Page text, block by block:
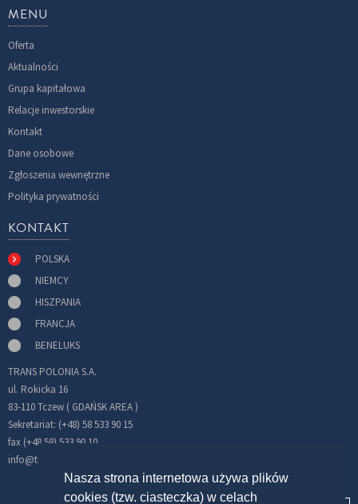
Nasza strona internetowa używa plików
cookies (tzw. ciasteczka) w celach
MENU
Oferta
Aktualności
Grupa kapitałowa
Relacje inwestorskie
Kontakt
Dane osobowe
Zgłoszenia wewnętrzne
Polityka prywatności
KONTAKT
POLSKA
NIEMCY
HISZPANIA
FRANCJA
BENELUKS
TRANS POLONIA S.A.
ul. Rokicka 16
83-110 Tczew ( GDAŃSK AREA )
Sekretariat: (+48) 58 533 90 15
fax (+48 58) 533 90 10
info@transpolonia.com